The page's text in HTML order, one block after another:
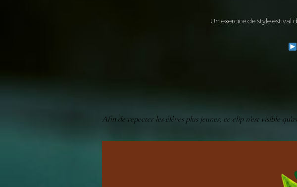
Un exercice de style estival
Afin de repecter les élèves plus jeunes, ce clip n’est visible